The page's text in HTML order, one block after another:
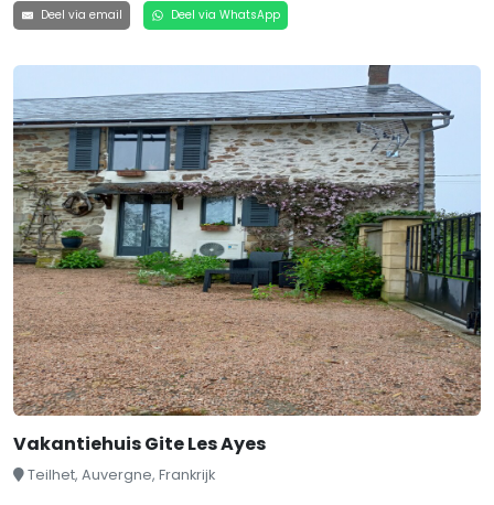
Deel via email
Deel via WhatsApp
Vakantiehuis Gite Les Ayes
Teilhet, Auvergne, Frankrijk